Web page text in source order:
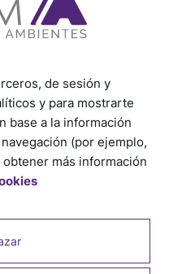
de sesión y
y para mostrarte
base a la información
(por ejemplo,
obtener más información